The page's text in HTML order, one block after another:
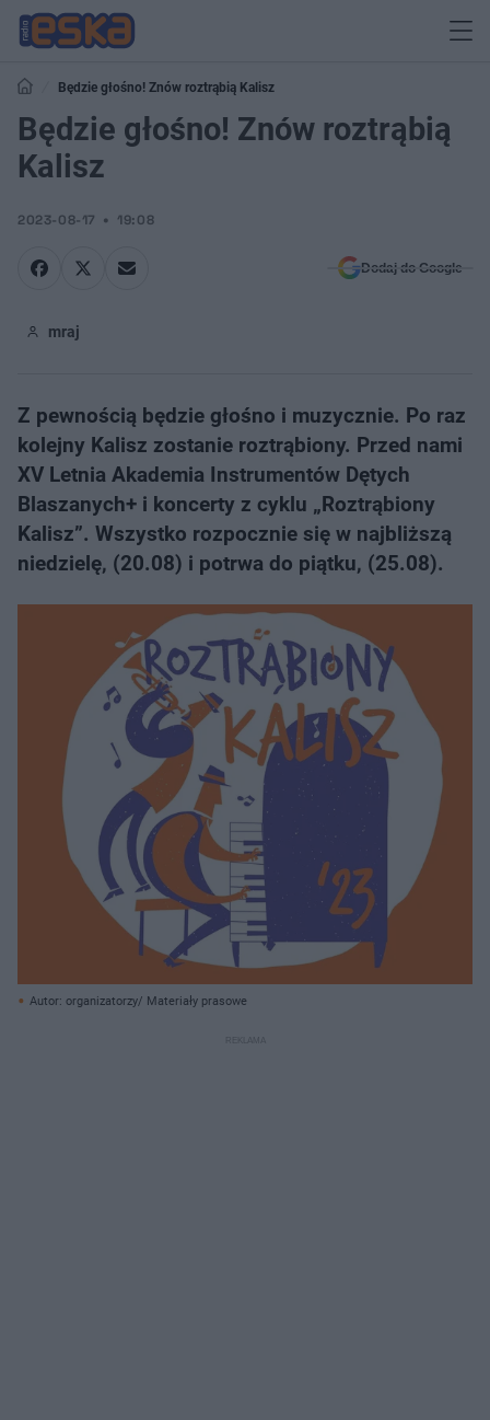
Będzie głośno! Znów roztrąbią Kalisz
Będzie głośno! Znów roztrąbią
Kalisz
2023-08-17 19:08
Dodaj do Google
mraj
Z pewnością będzie głośno i muzycznie. Po raz
kolejny Kalisz zostanie roztrąbiony. Przed nami
XV Letnia Akademia Instrumentów Dętych
Blaszanych+ i koncerty z cyklu „Roztrąbiony
Kalisz”. Wszystko rozpocznie się w najbliższą
niedzielę, (20.08) i potrwa do piątku, (25.08).
Autor: organizatorzy/ Materiały prasowe